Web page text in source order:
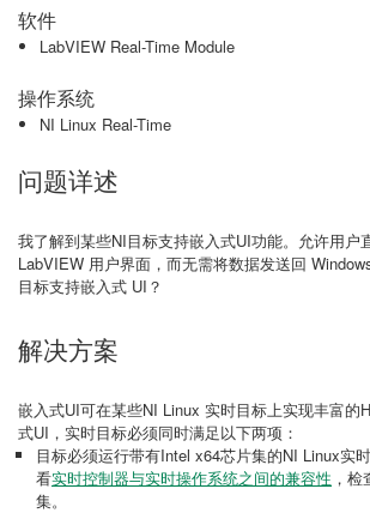
软件
LabVIEW Real-Time Module
操作系统
NI Linux Real-Time
问题详述
我了解到某些NI目标支持嵌入式UI功能。允许用户
LabVIEW 用户界面，而无需将数据发送回
目标支持嵌入式 UI？
解决方案
嵌入式UI可在某些NI Linux 实时目标上实现丰富的
式UI，实时目标必须同时满足以下两项：
目标必须运行带有Intel x64芯片集的NI Linux实
看实时控制器与实时操作系统之间的兼容性 ，
集。